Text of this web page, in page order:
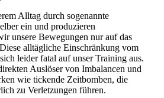
Alltag durch sogenannte
ein und produzieren
unsere Bewegungen nur auf das
alltägliche Einschränkung vom
leider fatal auf unser Training aus.
Auslöser von Imbalancen und
wie tickende Zeitbomben, die
zu Verletzungen führen.